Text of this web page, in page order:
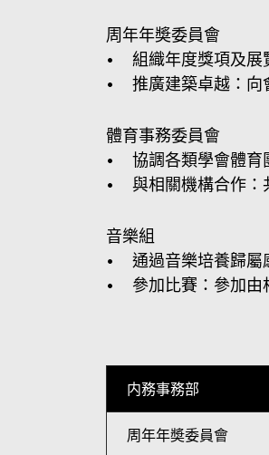
周年年奬委員會
• 組織年度獎項及展
• 推廣建築卓越：向
體育事務委員會
• 協調各類學會體育
• 與相關機構合作：
音樂組
• 通過音樂培養歸屬
• 參加比賽：參加由
内務事務部
周年年奬委員會